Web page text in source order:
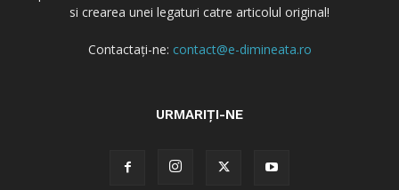
si crearea unei legaturi catre articolul original!
Contactați-ne: contact@e-dimineata.ro
URMARIȚI-NE